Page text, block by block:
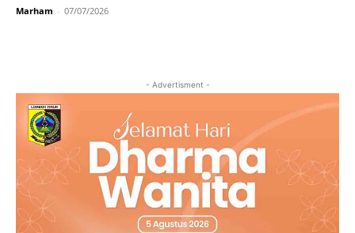
Marham - 07/07/2026
- Advertisment -